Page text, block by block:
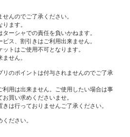
せんのでご了承ください。
ます。
ターシャでの責任を負いかねます。
ビス、割引きはご利用出来ません。
ットはご使用不可となります。
せん。
のポイントは付与されませんのでご了承
用は出来ません。ご使用したい場合は事
買い求めくださいませ。
は行っておりませんご了承ください。
ださい。